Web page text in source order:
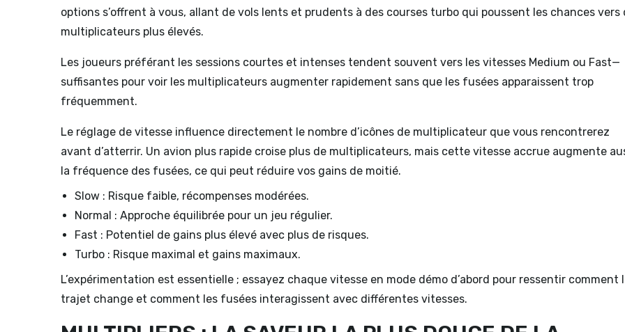
options s’offrent à vous, allant de vols lents et prudents à des courses turbo qui poussent les chances vers
multiplicateurs plus élevés.
Les joueurs préférant les sessions courtes et intenses tendent souvent vers les vitesses Medium ou Fast—
suffisantes pour voir les multiplicateurs augmenter rapidement sans que les fusées apparaissent trop
fréquemment.
Le réglage de vitesse influence directement le nombre d’icônes de multiplicateur que vous rencontrerez
avant d’atterrir. Un avion plus rapide croise plus de multiplicateurs, mais cette vitesse accrue augmente
la fréquence des fusées, ce qui peut réduire vos gains de moitié.
Slow : Risque faible, récompenses modérées.
Normal : Approche équilibrée pour un jeu régulier.
Fast : Potentiel de gains plus élevé avec plus de risques.
Turbo : Risque maximal et gains maximaux.
L’expérimentation est essentielle ; essayez chaque vitesse en mode démo d’abord pour ressentir comment
trajet change et comment les fusées interagissent avec différentes vitesses.